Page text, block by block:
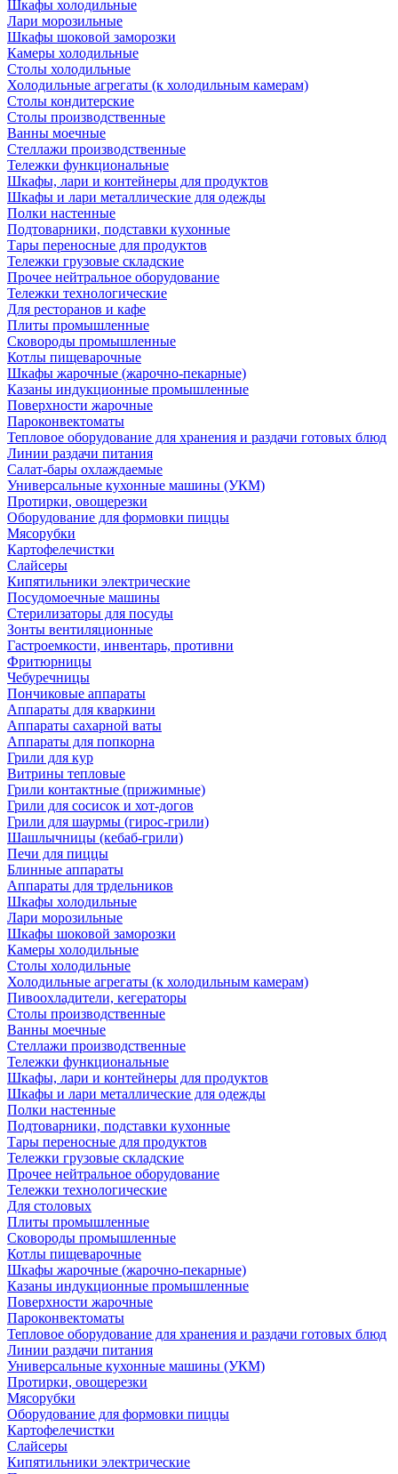
Шкафы холодильные
Лари морозильные
Шкафы шоковой заморозки
Камеры холодильные
Столы холодильные
Холодильные агрегаты (к холодильным камерам)
Столы кондитерские
Столы производственные
Ванны моечные
Стеллажи производственные
Тележки функциональные
Шкафы, лари и контейнеры для продуктов
Шкафы и лари металлические для одежды
Полки настенные
Подтоварники, подставки кухонные
Тары переносные для продуктов
Тележки грузовые складские
Прочее нейтральное оборудование
Тележки технологические
Для ресторанов и кафе
Плиты промышленные
Сковороды промышленные
Котлы пищеварочные
Шкафы жарочные (жарочно-пекарные)
Казаны индукционные промышленные
Поверхности жарочные
Пароконвектоматы
Тепловое оборудование для хранения и раздачи готовых блюд
Линии раздачи питания
Салат-бары охлаждаемые
Универсальные кухонные машины (УКМ)
Протирки, овощерезки
Оборудование для формовки пиццы
Мясорубки
Картофелечистки
Слайсеры
Кипятильники электрические
Посудомоечные машины
Стерилизаторы для посуды
Зонты вентиляционные
Гастроемкости, инвентарь, противни
Фритюрницы
Чебуречницы
Пончиковые аппараты
Аппараты для кваркини
Аппараты сахарной ваты
Аппараты для попкорна
Грили для кур
Витрины тепловые
Грили контактные (прижимные)
Грили для сосисок и хот-догов
Грили для шаурмы (гирос-грили)
Шашлычницы (кебаб-грили)
Печи для пиццы
Блинные аппараты
Аппараты для трдельников
Шкафы холодильные
Лари морозильные
Шкафы шоковой заморозки
Камеры холодильные
Столы холодильные
Холодильные агрегаты (к холодильным камерам)
Пивоохладители, кегераторы
Столы производственные
Ванны моечные
Стеллажи производственные
Тележки функциональные
Шкафы, лари и контейнеры для продуктов
Шкафы и лари металлические для одежды
Полки настенные
Подтоварники, подставки кухонные
Тары переносные для продуктов
Тележки грузовые складские
Прочее нейтральное оборудование
Тележки технологические
Для столовых
Плиты промышленные
Сковороды промышленные
Котлы пищеварочные
Шкафы жарочные (жарочно-пекарные)
Казаны индукционные промышленные
Поверхности жарочные
Пароконвектоматы
Тепловое оборудование для хранения и раздачи готовых блюд
Линии раздачи питания
Универсальные кухонные машины (УКМ)
Протирки, овощерезки
Мясорубки
Оборудование для формовки пиццы
Картофелечистки
Слайсеры
Кипятильники электрические